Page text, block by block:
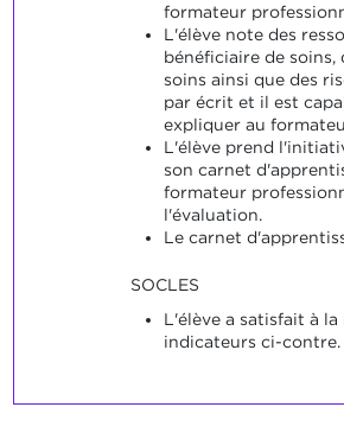
formateur
L'élève note des
bénéficiaire de soins,
soins ainsi que des
par écrit et il est
expliquer au
L'élève prend
son carnet
formateur
l'évaluation.
Le carnet
SOCLES
L'élève a satisfait à
indicateurs ci-contre.